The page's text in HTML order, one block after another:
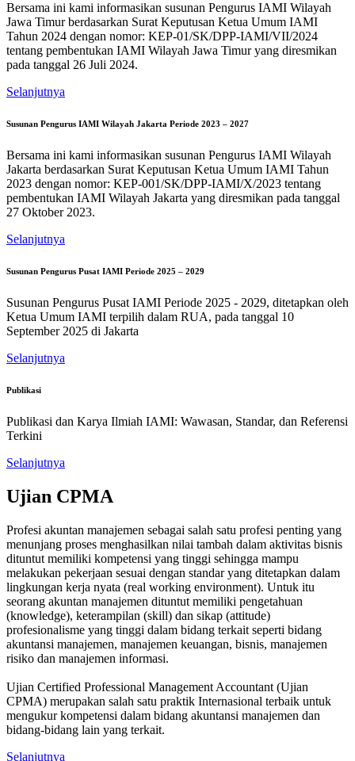
Bersama ini kami informasikan susunan Pengurus IAMI Wilayah
Jawa Timur berdasarkan Surat Keputusan Ketua Umum IAMI
Tahun 2024 dengan nomor: KEP-01/SK/DPP-IAMI/VII/2024
tentang pembentukan IAMI Wilayah Jawa Timur yang diresmikan
pada tanggal 26 Juli 2024.
Selanjutnya
Susunan Pengurus IAMI Wilayah Jakarta Periode 2023 – 2027
Bersama ini kami informasikan susunan Pengurus IAMI Wilayah
Jakarta berdasarkan Surat Keputusan Ketua Umum IAMI Tahun
2023 dengan nomor: KEP-001/SK/DPP-IAMI/X/2023 tentang
pembentukan IAMI Wilayah Jakarta yang diresmikan pada tanggal
27 Oktober 2023.
Selanjutnya
Susunan Pengurus Pusat IAMI Periode 2025 – 2029
Susunan Pengurus Pusat IAMI Periode 2025 - 2029, ditetapkan oleh
Ketua Umum IAMI terpilih dalam RUA, pada tanggal 10
September 2025 di Jakarta
Selanjutnya
Publikasi
Publikasi dan Karya Ilmiah IAMI: Wawasan, Standar, dan Referensi
Terkini
Selanjutnya
Ujian CPMA
Profesi akuntan manajemen sebagai salah satu profesi penting yang
menunjang proses menghasilkan nilai tambah dalam aktivitas bisnis
dituntut memiliki kompetensi yang tinggi sehingga mampu
melakukan pekerjaan sesuai dengan standar yang ditetapkan dalam
lingkungan kerja nyata (real working environment). Untuk itu
seorang akuntan manajemen dituntut memiliki pengetahuan
(knowledge), keterampilan (skill) dan sikap (attitude)
profesionalisme yang tinggi dalam bidang terkait seperti bidang
akuntansi manajemen, manajemen keuangan, bisnis, manajemen
risiko dan manajemen informasi.
Ujian Certified Professional Management Accountant (Ujian
CPMA) merupakan salah satu praktik Internasional terbaik untuk
mengukur kompetensi dalam bidang akuntansi manajemen dan
bidang-bidang lain yang terkait.
Selanjutnya